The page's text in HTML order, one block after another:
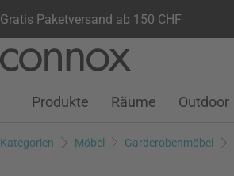
Gratis Paketversand ab 150 CHF
Seiteninhalt
Suchfeld
Kundenkonto
Wunschliste
Warenkorb
Produkte Räume Outdoor
Kategorien Möbel Garderobenmöbel